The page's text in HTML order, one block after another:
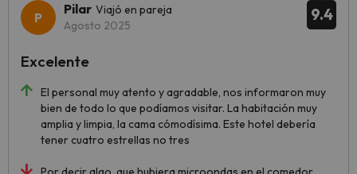
9.4
Pilar Viajó en pareja
Agosto 2025
El personal muy atento y agradable, nos informaron muy
bien de todo lo que podíamos visitar. La habitación muy
amplia y limpia, la cama cómodísima. Este hotel debería
tener cuatro estrellas no tres
Excelente